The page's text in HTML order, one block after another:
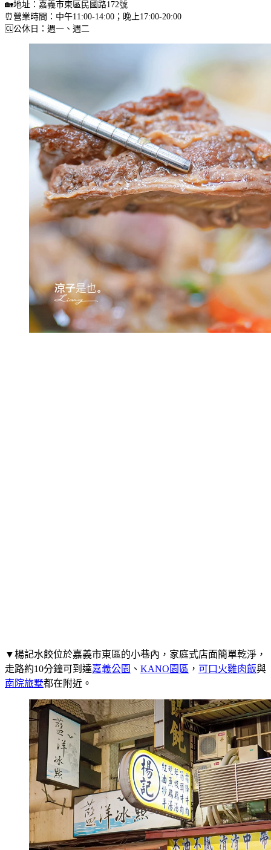
🏡地址：嘉義市東區民國路172號
⏰營業時間：中午11:00-14:00；晚上17:00-20:00
🆑公休日：週一、週二
▼楊記水餃位於嘉義市東區的小巷內，家庭式店面簡單乾淨，
走路約10分鐘可到達嘉義公園 、 KANO園區 ， 可口火雞肉飯與
南院旅墅都在附近。